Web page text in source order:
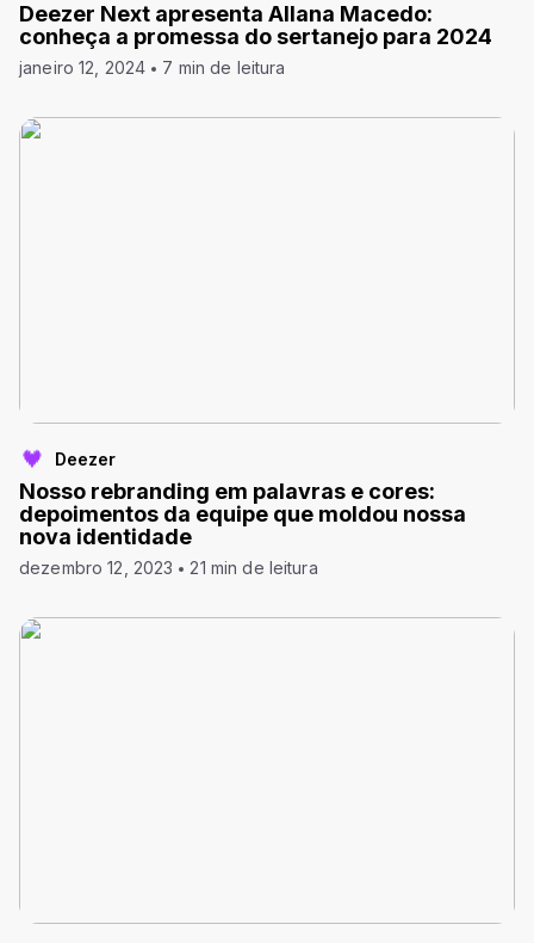
Deezer Next apresenta Allana Macedo:
conheça a promessa do sertanejo para 2024
janeiro 12, 2024 7 min de leitura
Deezer
Nosso rebranding em palavras e cores:
depoimentos da equipe que moldou nossa
nova identidade
dezembro 12, 2023 21 min de leitura